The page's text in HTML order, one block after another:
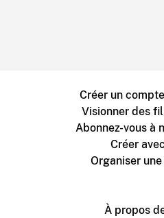
Créer un
Visionner des
Abonnez-vous à
Créer
Organiser
À propos